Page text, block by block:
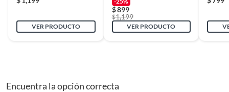
Uso de herramienta Profesional
VER PRODUCTO
hasta 150 kg
$899
$1,199
VER PRODUCTO
Encuentra la opción correcta